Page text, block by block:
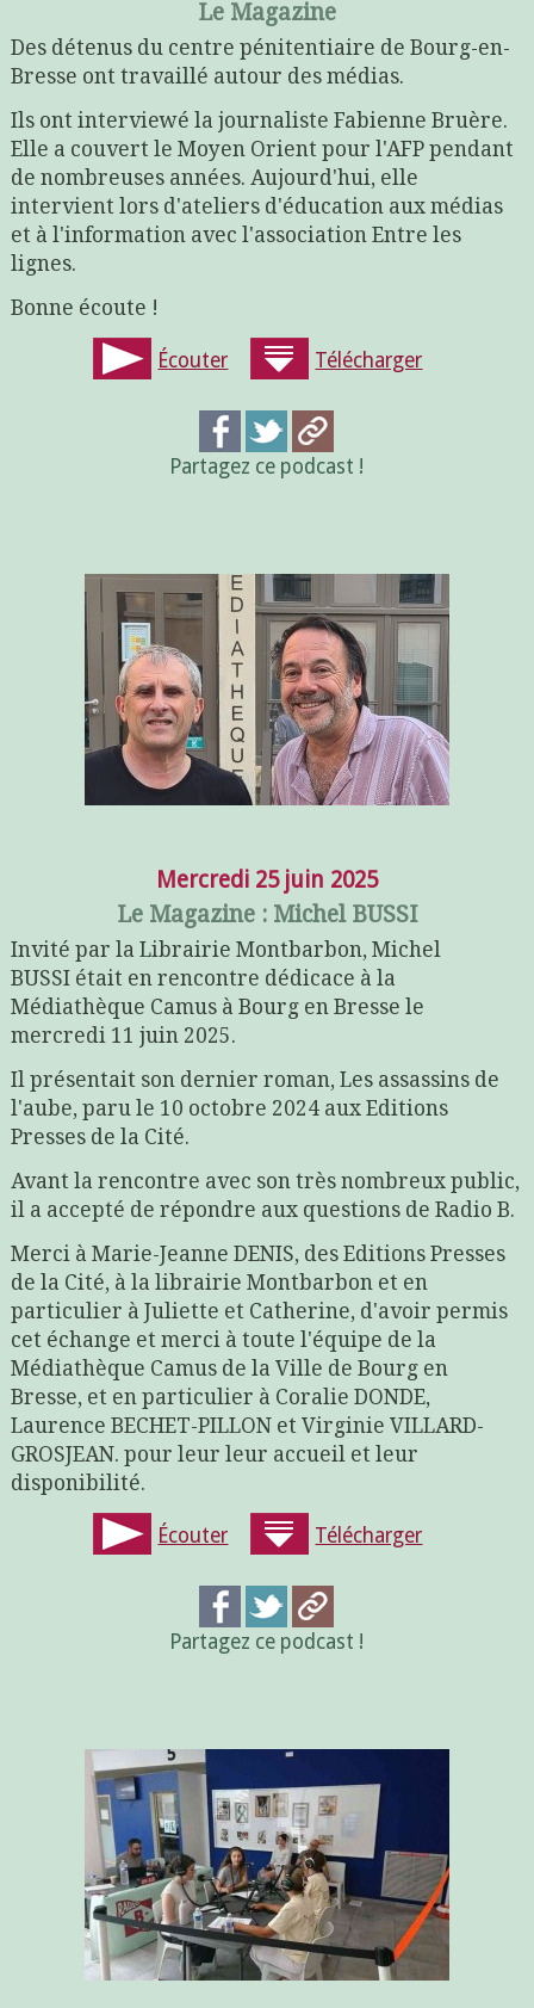
Le Magazine
Des détenus du centre pénitentiaire de Bourg-en-
Bresse ont travaillé autour des médias.
Ils ont interviewé la journaliste Fabienne Bruère.
Elle a couvert le Moyen Orient pour l'AFP pendant
de nombreuses années. Aujourd'hui, elle
intervient lors d'ateliers d'éducation aux médias
et à l'information avec l'association Entre les
lignes.
Bonne écoute !
Écouter Télécharger
Partagez ce podcast !
Mercredi 25 juin 2025
Le Magazine : Michel BUSSI
Invité par la Librairie Montbarbon, Michel
BUSSI était en rencontre dédicace à la
Médiathèque Camus à Bourg en Bresse le
mercredi 11 juin 2025.
Il présentait son dernier roman, Les assassins de
l'aube, paru le 10 octobre 2024 aux Editions
Presses de la Cité.
Avant la rencontre avec son très nombreux public,
il a accepté de répondre aux questions de Radio B.
Merci à Marie-Jeanne DENIS, des Editions Presses
de la Cité, à la librairie Montbarbon et en
particulier à Juliette et Catherine, d'avoir permis
cet échange et merci à toute l'équipe de la
Médiathèque Camus de la Ville de Bourg en
Bresse, et en particulier à Coralie DONDE,
Laurence BECHET-PILLON et Virginie VILLARD-
GROSJEAN. pour leur leur accueil et leur
disponibilité.
Écouter Télécharger
Partagez ce podcast !